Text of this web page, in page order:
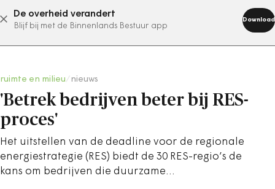
De overheid verandert
Blijf bij met de Binnenlands Bestuur app
Download
abonneer nu
ruimte en milieu nieuws
'Betrek bedrijven beter bij RES-
proces'
Het uitstellen van de deadline voor de regionale
energiestrategie (RES) biedt de 30 RES-regio’s de
kans om bedrijven die duurzame…